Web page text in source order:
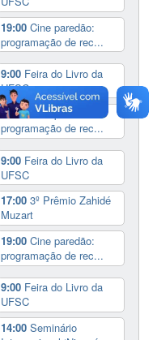
19:00Cine paredão:
programação de rec...
9:00 Feira do Livro da
UFSC
19:00 Cine paredão:
programação de rec...
9:00 Feira do Livro da
UFSC
17:003º Prêmio Zahidé
Muzart
19:00Cine paredão:
programação de rec...
9:00 Feira do Livro da
UFSC
14:00Seminário